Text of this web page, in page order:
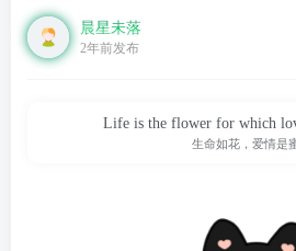
晨星未落
2年前发布
Life is the flower for which
生命如花，爱情是